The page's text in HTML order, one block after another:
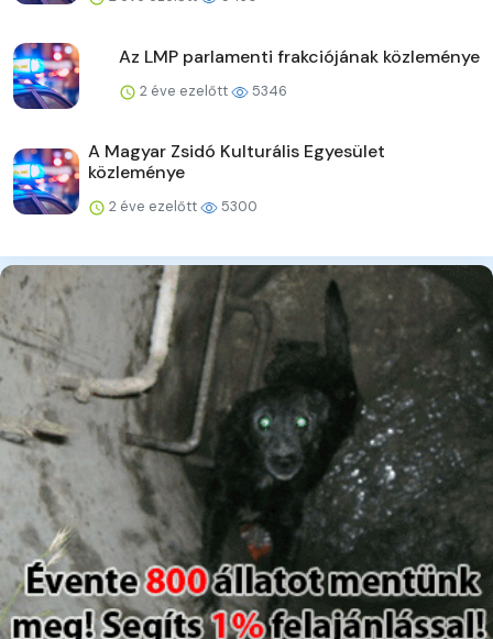
Az LMP parlamenti frakciójának közleménye
2 éve ezelőtt 5346
A Magyar Zsidó Kulturális Egyesület
közleménye
2 éve ezelőtt 5300